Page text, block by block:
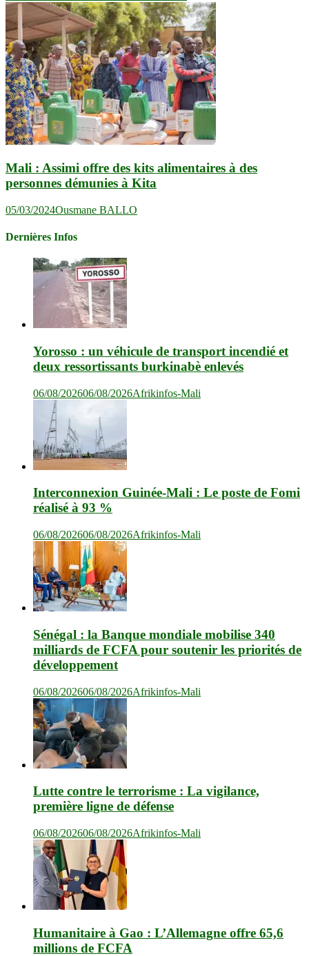
Mali : Assimi offre des kits alimentaires à des
personnes démunies à Kita
05/03/2024Ousmane BALLO
Dernières Infos
Yorosso : un véhicule de transport incendié et
deux ressortissants burkinabè enlevés
06/08/202606/08/2026Afrikinfos-Mali
Interconnexion Guinée-Mali : Le poste de Fomi
réalisé à 93 %
06/08/202606/08/2026Afrikinfos-Mali
Sénégal : la Banque mondiale mobilise 340
milliards de FCFA pour soutenir les priorités de
développement
06/08/202606/08/2026Afrikinfos-Mali
Lutte contre le terrorisme : La vigilance,
première ligne de défense
06/08/202606/08/2026Afrikinfos-Mali
Humanitaire à Gao : L’Allemagne offre 65,6
millions de FCFA